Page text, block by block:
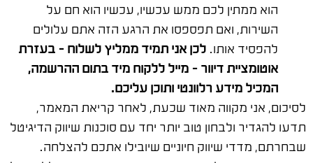
הוא ממתין לכם ממש עכשיו, עכשיו הוא חם על
השירות, ואם תפספסו את הרגע הזה אתם עלולים
להפסיד אותו. לכן אני תמיד ממליץ לשלוח – בעזרת
אוטומציית דיוור – מייל ללקוח מיד בתום ההרשמה,
המכיל מידע רלוונטי ותוכן עליכם.
לסיכום, אני מקווה מאוד שכעת, לאחר קריאת המאמר,
תדעו להגדיר ולבחון טוב יותר יחד עם סוכנות שיווק הדיגיטל
שבחרתם, מדדי שיווק חיוניים שיובילו אתכם להצלחה.